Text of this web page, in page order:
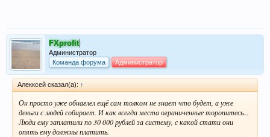
FXprofit
Администратор
Команда форума
Администратор
Алекксей сказал(а): ↑
Он просто уже обнаглел ещё сам толком не знает что будет, а уже
деньги с людей собирает. И как всегда места ограниченные торопитесь...
Люди ему заплатили по 30 000 рублей за систему, с какой стати они
опять ему должны платить.